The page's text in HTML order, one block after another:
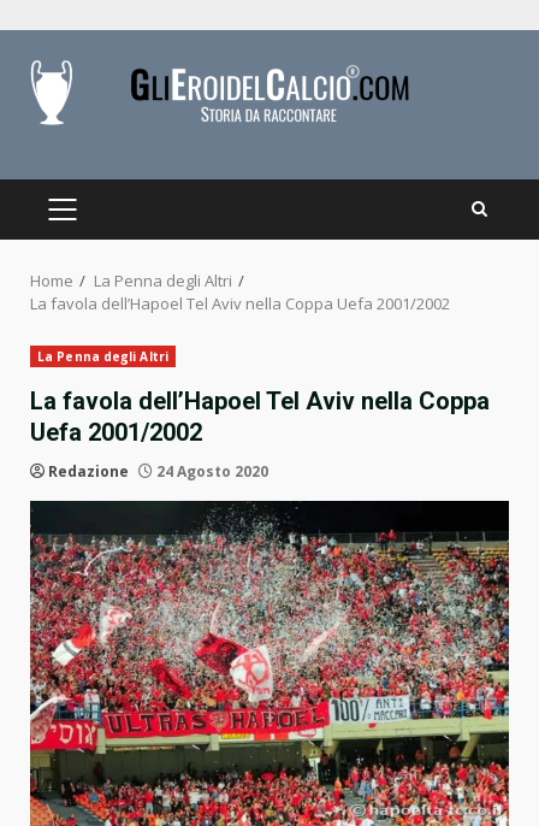
content
PRIMARY
Home
La Penna degli Altri
La favola dell’Hapoel Tel Aviv nella Coppa Uefa 2001/2002
La Penna degli Altri
La favola dell’Hapoel Tel Aviv nella Coppa
Uefa 2001/2002
Redazione 24 Agosto 2020